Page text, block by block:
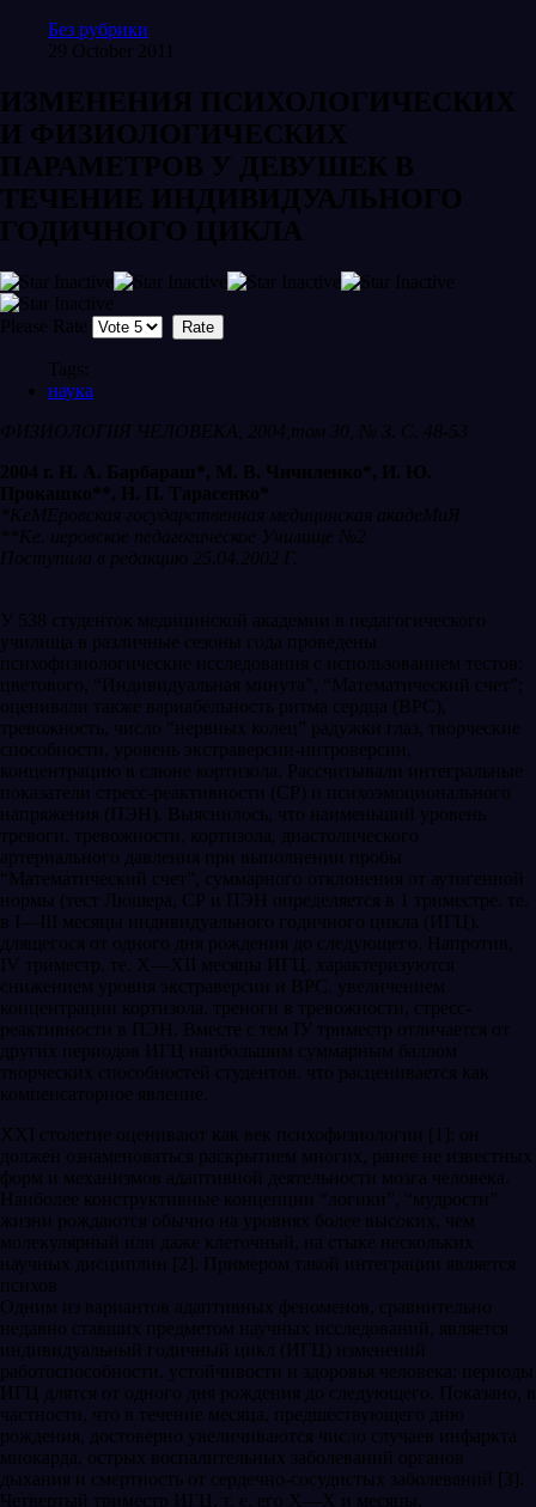
Без рубрики
29 October 2011
ИЗМЕНЕНИЯ ПСИХОЛОГИЧЕСКИХ
И ФИЗИОЛОГИЧЕСКИХ
ПАРАМЕТРОВ У ДЕВУШЕК В
ТЕЧЕНИЕ ИНДИВИДУАЛЬНОГО
ГОДИЧНОГО ЦИКЛА
Please Rate
Tags:
наука
ФИЗИОЛОГIIЯ ЧЕЛОВЕКА, 2004,том 30, № З. С. 48-53
2004 г. Н. А. Барбараш*, М. В. Чичиленко*, И. Ю.
Прокашко**, Н. П. Тарасенко*
*Ке МЕровская государственная медицинская акаде МиЯ
Ке. иеровское педагогическое Училище №2
Поступила в редакцию
25.04.2002 Г.
У 538 студенток медицинской академии в педагогического
училища в различные сезоны года проведены
психофизиологические исследования с использованием тестов:
цветового, “Индивидуальная минута”, “Математический счет”;
оценивали также вариабельность ритма сердца (ВРС),
тревожность, число “нервных колец” радужки глаз, творческие
способности, уровень экстраверсии-интроверсии,
концентрацию в слюне кортизола. Рассчитывали интегральные
показатели стресс-реактивности (СР) и психоэмоционального
напряжения (ПЭН). Выяснилось, что наименьший уровень
тревоги, тревожности, кортизола, диастолического
артериального давления при выполнении пробы
“Математический счет”, суммарного отклонения от аутогенной
нормы (тест Люшера, СР и ПЭН определяется в 1 триместре. те.
в I—III месяцы индивидуального годичного цикла (ИГЦ).
длящегося от одного дня рождения до следующего. Напротив,
IV триместр. те. Х—ХII месяцы ИГЦ. характеризуются
снижением уровня экстраверсии и ВРС. увеличением
концентрации кортизола. треноги в тревожности, стресс-
реактивности в ПЭН. Вместе с тем IУ триместр отличается от
других периодов ИГЦ наибольшим суммарным баллом
творческих способностей студентов. что расценивается как
компенсаторное явление.
ХХI столетие оценивают как век психофизиологии [1]: он
должен ознаменоваться раскрытием многих, ранее не известных
форм и механизмов адаптивной деятельности мозга человека.
Наиболее конструктивные концепции “логики”, “мудрости”
жизни рождаются обычно на уровнях более высоких, чем
молекулярный или даже клеточный, на стыке нескольких
научных дисциплин [2]. Примером такой интеграции является
психов
Одним из вариантов адаптивных феноменов, сравнительно
недавно ставших предметом научных исследований, является
индивидуальный годичный цикл (ИГЦ) изменений
работоспособности. устойчивости и здоровья человека: периоды
ИГЦ длятся от одного дня рождения до следующего. Показано, в
частности, что в течение месяца, предшествующего дню
рождения, достоверно увеличиваются число случаев инфаркта
миокарда, острых воспалительных заболеваний органов
дыхания и смертность от сердечно-сосудистых заболеваний [3].
Четвертый триместр ИГЦ, т. е. его Х—Х и месяцы,